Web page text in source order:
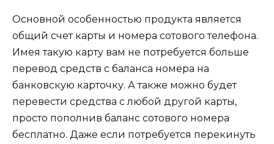
Основной особенностью продукта является
общий счет карты и номера сотового телефона.
Имея такую карту вам не потребуется больше
перевод средств с баланса номера на
банковскую карточку. А также можно будет
перевести средства с любой другой карты,
просто пополнив баланс сотового номера
бесплатно. Даже если потребуется перекинуть